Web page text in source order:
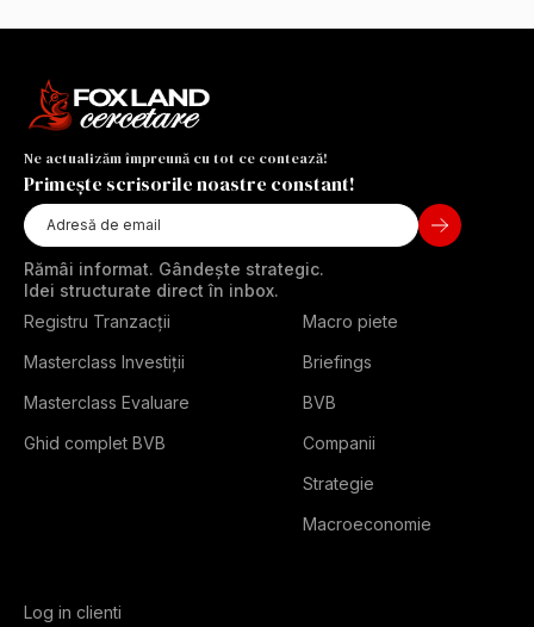
Ne actualizăm împreună cu tot ce contează!
Primește scrisorile noastre constant!
Rămâi informat. Gândește strategic.
Idei structurate direct în inbox.
Registru Tranzacții
Masterclass Investiții
Masterclass Evaluare
Ghid complet BVB
Macro piete
Briefings
BVB
Companii
Strategie
Macroeconomie
Log in clienti